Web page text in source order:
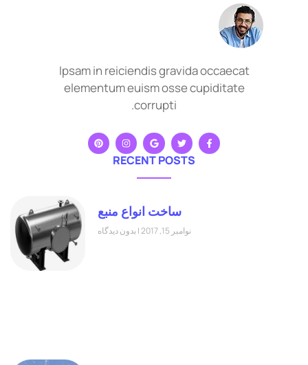
Ipsam in reiciendis gravida occaecat
elementum euism osse cupiditate
corrupti.
RECENT POSTS
ساخت انواع منبع
نوامبر 15, 2017 بدون دیدگاه